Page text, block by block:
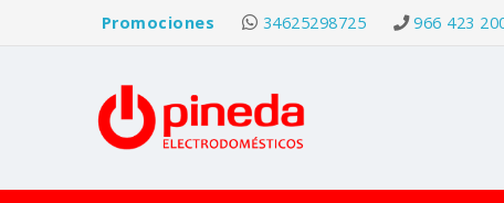
Promociones 34625298725 966 423